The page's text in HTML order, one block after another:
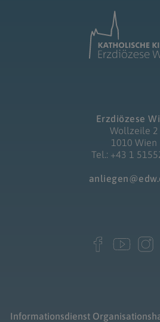
Erzdiözese
Wollzeile 2
1010 Wien
Tel.: +43 1
Informationsdienst